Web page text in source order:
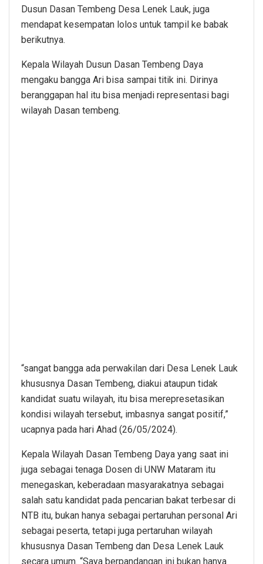
Dusun Dasan Tembeng Desa Lenek Lauk, juga
mendapat kesempatan lolos untuk tampil ke babak
berikutnya.
Kepala Wilayah Dusun Dasan Tembeng Daya
mengaku bangga Ari bisa sampai titik ini. Dirinya
beranggapan hal itu bisa menjadi representasi bagi
wilayah Dasan tembeng.
“sangat bangga ada perwakilan dari Desa Lenek Lauk
khususnya Dasan Tembeng, diakui ataupun tidak
kandidat suatu wilayah, itu bisa merepresetasikan
kondisi wilayah tersebut, imbasnya sangat positif,”
ucapnya pada hari Ahad (26/05/2024).
Kepala Wilayah Dasan Tembeng Daya yang saat ini
juga sebagai tenaga Dosen di UNW Mataram itu
menegaskan, keberadaan masyarakatnya sebagai
salah satu kandidat pada pencarian bakat terbesar di
NTB itu, bukan hanya sebagai pertaruhan personal Ari
sebagai peserta, tetapi juga pertaruhan wilayah
khususnya Dasan Tembeng dan Desa Lenek Lauk
secara umum. “Saya berpandangan ini bukan hanya